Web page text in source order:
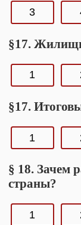
3
§17.
1
§17.
1
§ 18. Зачем
страны?
1